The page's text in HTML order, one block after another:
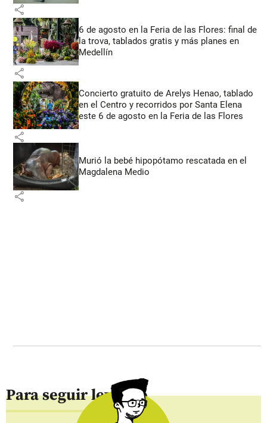
share
6 de agosto en la Feria de las Flores: final de
la trova, tablados gratis y más planes en
Medellín
share
Concierto gratuito de Arelys Henao, tablado
en el Centro y recorridos por Santa Elena
este 6 de agosto en la Feria de las Flores
share
Murió la bebé hipopótamo rescatada en el
Magdalena Medio
share
Para seguir leyendo